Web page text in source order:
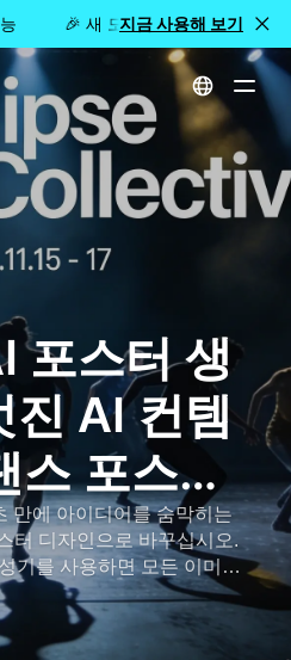
🎉 새 모델 출시: Dreamina
지금 사용해 보기
- 영화적이고 감성적인 댄스 아트 만들기
포스터 생
진 AI 컨템
스 포스터
기
만에 아이디어를 숨막히는
터 디자인으로 바꾸십시오.
기를 사용하면 모든 이미지
술적 표현을 포착하는 영화
로 변환할 수 있습니다. AI
든, 시네마틱 댄스 포스터